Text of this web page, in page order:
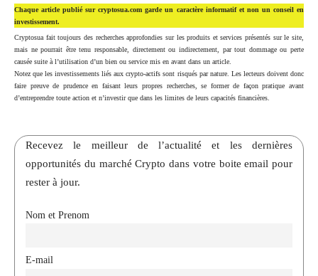
Chaque article publié sur cryptosua.com garde un caractère informatif et non un conseil en
investissement.
Cryptosua fait toujours des recherches approfondies sur les produits et services présentés sur le site,
mais ne pourrait être tenu responsable, directement ou indirectement, par tout dommage ou perte
causée suite à l’utilisation d’un bien ou service mis en avant dans un article.
Notez que les investissements liés aux crypto-actifs sont risqués par nature. Les lecteurs doivent donc
faire preuve de prudence en faisant leurs propres recherches, se former de façon pratique avant
d’entreprendre toute action et n’investir que dans les limites de leurs capacités financières.
Recevez le meilleur de l’actualité et les dernières
opportunités du marché Crypto dans votre boite email pour
rester à jour.
Nom et Prenom
E-mail